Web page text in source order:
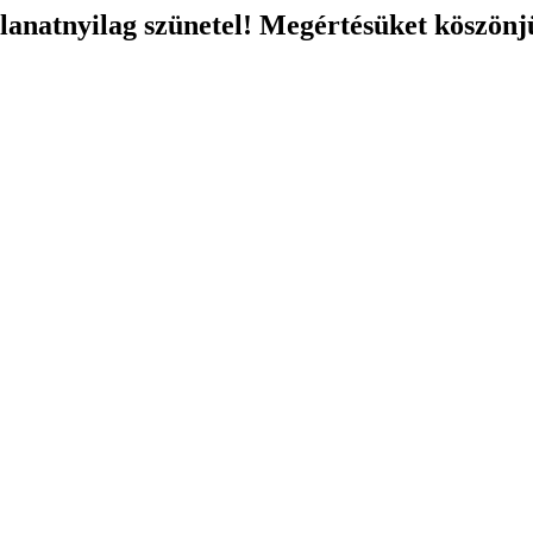
szünetel! Megértésüket